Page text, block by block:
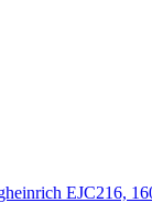
EJC216,